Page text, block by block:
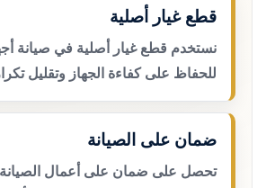
قطع غيار أصلية
نستخدم قطع غيار أصلية في صيانة
للحفاظ على كفاءة الجهاز وتقليل
ضمان على الصيانة
تحصل على ضمان على أعمال الصيانة